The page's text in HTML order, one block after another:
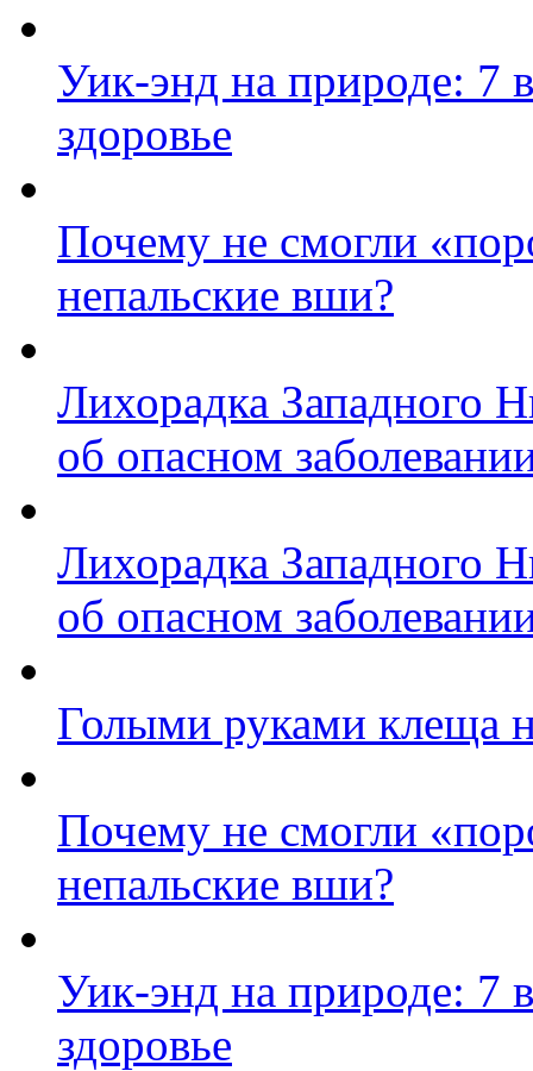
Уик-энд на природе: 7
здоровье
Почему не смогли
непальские вши?
Лихорадка Западного
об опасном
Лихорадка Западного
об опасном
Голыми руками клеща
Почему не смогли
непальские вши?
Уик-энд на природе: 7
здоровье